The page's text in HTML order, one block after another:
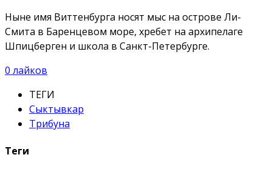
Ныне имя Виттенбурга носят мыс на острове Ли-
Смита в Баренцевом море, хребет на архипелаге
Шпицберген и школа в Санкт-Петербурге.
0 лайков
ТЕГИ
Сыктывкар
Трибуна
Теги